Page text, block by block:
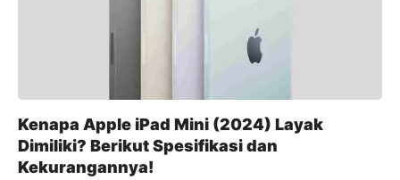
Kenapa Apple iPad Mini (2024) Layak
Dimiliki? Berikut Spesifikasi dan
Kekurangannya!